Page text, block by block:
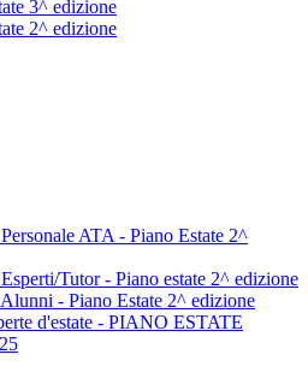
3^ edizione
2^ edizione
ATA - Piano Estate 2^
Tutor - Piano estate 2^ edizione
- Piano Estate 2^ edizione
d'estate - PIANO ESTATE